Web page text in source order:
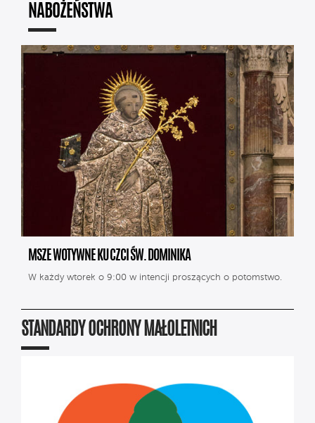
NABOŻEŃSTWA
MSZE WOTYWNE KU CZCI ŚW. DOMINIKA
W każdy wtorek o 9:00 w intencji proszących o potomstwo.
STANDARDY OCHRONY MAŁOLETNICH